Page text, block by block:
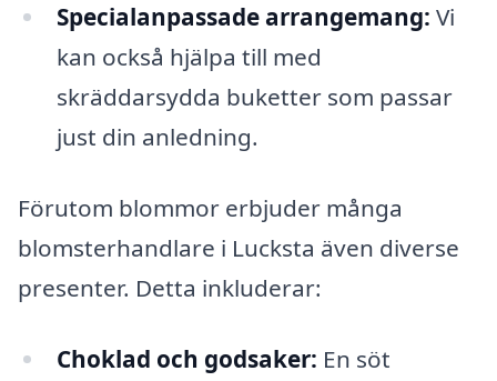
Specialanpassade arrangemang: Vi
kan också hjälpa till med
skräddarsydda buketter som passar
just din anledning.
Förutom blommor erbjuder många
blomsterhandlare i Lucksta även diverse
presenter. Detta inkluderar:
Choklad och godsaker: En söt